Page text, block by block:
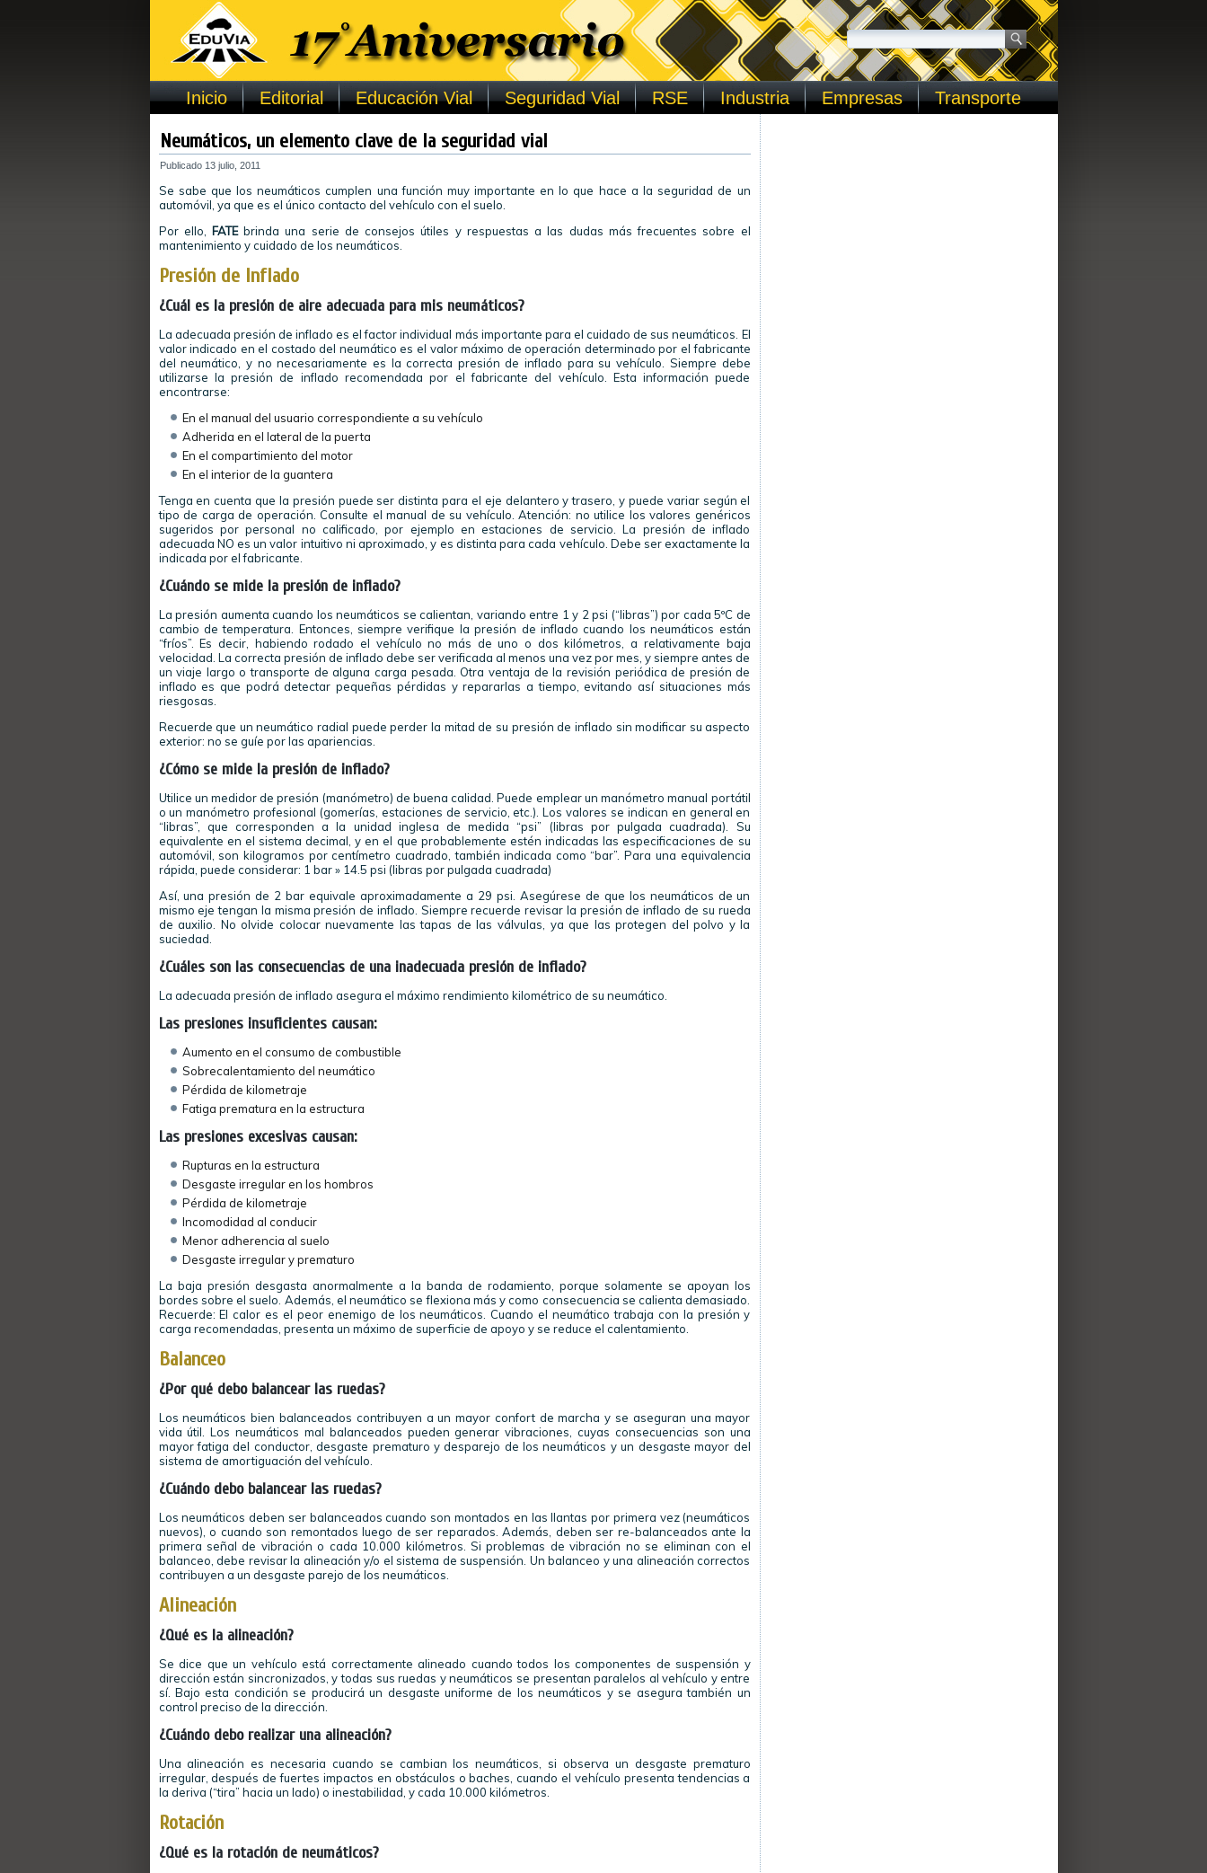
Inicio Editorial Educación Vial Seguridad Vial RSE Industria Empresas Transporte
Neumáticos, un elemento clave de la seguridad vial
Publicado 13 julio, 2011
Se sabe que los neumáticos cumplen una función muy importante en lo que hace a la seguridad de un
automóvil, ya que es el único contacto del vehículo con el suelo.
Por ello, FATEbrinda una serie de consejos útiles y respuestas a las dudas más frecuentes sobre el
mantenimiento y cuidado de los neumáticos.
Presión de Inflado
¿Cuál es la presión de aire adecuada para mis neumáticos?
La adecuada presión de inflado es el factor individual más importante para el cuidado de sus neumáticos. El
valor indicado en el costado del neumático es el valor máximo de operación determinado por el fabricante
del neumático, y no necesariamente es la correcta presión de inflado para su vehículo. Siempre debe
utilizarse la presión de inflado recomendada por el fabricante del vehículo. Esta información puede
encontrarse:
En el manual del usuario correspondiente a su vehículo
Adherida en el lateral de la puerta
En el compartimiento del motor
En el interior de la guantera
Tenga en cuenta que la presión puede ser distinta para el eje delantero y trasero, y puede variar según el
tipo de carga de operación. Consulte el manual de su vehículo. Atención: no utilice los valores genéricos
sugeridos por personal no calificado, por ejemplo en estaciones de servicio. La presión de inflado
adecuada NO es un valor intuitivo ni aproximado, y es distinta para cada vehículo. Debe ser exactamente la
indicada por el fabricante.
¿Cuándo se mide la presión de inflado?
La presión aumenta cuando los neumáticos se calientan, variando entre 1 y 2 psi (“libras”) por cada 5ºC de
cambio de temperatura. Entonces, siempre verifique la presión de inflado cuando los neumáticos están
“fríos”. Es decir, habiendo rodado el vehículo no más de uno o dos kilómetros, a relativamente baja
velocidad. La correcta presión de inflado debe ser verificada al menos una vez por mes, y siempre antes de
un viaje largo o transporte de alguna carga pesada. Otra ventaja de la revisión periódica de presión de
inflado es que podrá detectar pequeñas pérdidas y repararlas a tiempo, evitando así situaciones más
riesgosas.
Recuerde que un neumático radial puede perder la mitad de su presión de inflado sin modificar su aspecto
exterior: no se guíe por las apariencias.
¿Cómo se mide la presión de inflado?
Utilice un medidor de presión (manómetro) de buena calidad. Puede emplear un manómetro manual portátil
o un manómetro profesional (gomerías, estaciones de servicio, etc.). Los valores se indican en general en
“libras”, que corresponden a la unidad inglesa de medida “psi” (libras por pulgada cuadrada). Su
equivalente en el sistema decimal, y en el que probablemente estén indicadas las especificaciones de su
automóvil, son kilogramos por centímetro cuadrado, también indicada como “bar”. Para una equivalencia
rápida, puede considerar: 1 bar » 14.5 psi (libras por pulgada cuadrada)
Así, una presión de 2 bar equivale aproximadamente a 29 psi. Asegúrese de que los neumáticos de un
mismo eje tengan la misma presión de inflado. Siempre recuerde revisar la presión de inflado de su rueda
de auxilio. No olvide colocar nuevamente las tapas de las válvulas, ya que las protegen del polvo y la
suciedad.
¿Cuáles son las consecuencias de una inadecuada presión de inflado?
La adecuada presión de inflado asegura el máximo rendimiento kilométrico de su neumático.
Las presiones insuficientes causan:
Aumento en el consumo de combustible
Sobrecalentamiento del neumático
Pérdida de kilometraje
Fatiga prematura en la estructura
Las presiones excesivas causan:
Rupturas en la estructura
Desgaste irregular en los hombros
Pérdida de kilometraje
Incomodidad al conducir
Menor adherencia al suelo
Desgaste irregular y prematuro
La baja presión desgasta anormalmente a la banda de rodamiento, porque solamente se apoyan los
bordes sobre el suelo. Además, el neumático se flexiona más y como consecuencia se calienta demasiado.
Recuerde: El calor es el peor enemigo de los neumáticos. Cuando el neumático trabaja con la presión y
carga recomendadas, presenta un máximo de superficie de apoyo y se reduce el calentamiento.
Balanceo
¿Por qué debo balancear las ruedas?
Los neumáticos bien balanceados contribuyen a un mayor confort de marcha y se aseguran una mayor
vida útil. Los neumáticos mal balanceados pueden generar vibraciones, cuyas consecuencias son una
mayor fatiga del conductor, desgaste prematuro y desparejo de los neumáticos y un desgaste mayor del
sistema de amortiguación del vehículo.
¿Cuándo debo balancear las ruedas?
Los neumáticos deben ser balanceados cuando son montados en las llantas por primera vez (neumáticos
nuevos), o cuando son remontados luego de ser reparados. Además, deben ser re-balanceados ante la
primera señal de vibración o cada 10.000 kilómetros. Si problemas de vibración no se eliminan con el
balanceo, debe revisar la alineación y/o el sistema de suspensión. Un balanceo y una alineación correctos
contribuyen a un desgaste parejo de los neumáticos.
Alineación
¿Qué es la alineación?
Se dice que un vehículo está correctamente alineado cuando todos los componentes de suspensión y
dirección están sincronizados, y todas sus ruedas y neumáticos se presentan paralelos al vehículo y entre
sí. Bajo esta condición se producirá un desgaste uniforme de los neumáticos y se asegura también un
control preciso de la dirección.
¿Cuándo debo realizar una alineación?
Una alineación es necesaria cuando se cambian los neumáticos, si observa un desgaste prematuro
irregular, después de fuertes impactos en obstáculos o baches, cuando el vehículo presenta tendencias a
la deriva (“tira” hacia un lado) o inestabilidad, y cada 10.000 kilómetros.
Rotación
¿Qué es la rotación de neumáticos?